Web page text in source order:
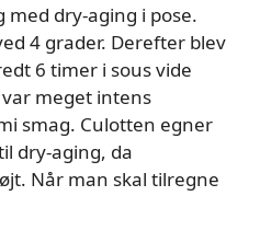
med dry-aging i pose.
4 grader. Derefter blev
6 timer i sous vide
meget intens
smag. Culotten egner
dry-aging, da
Når man skal tilregne